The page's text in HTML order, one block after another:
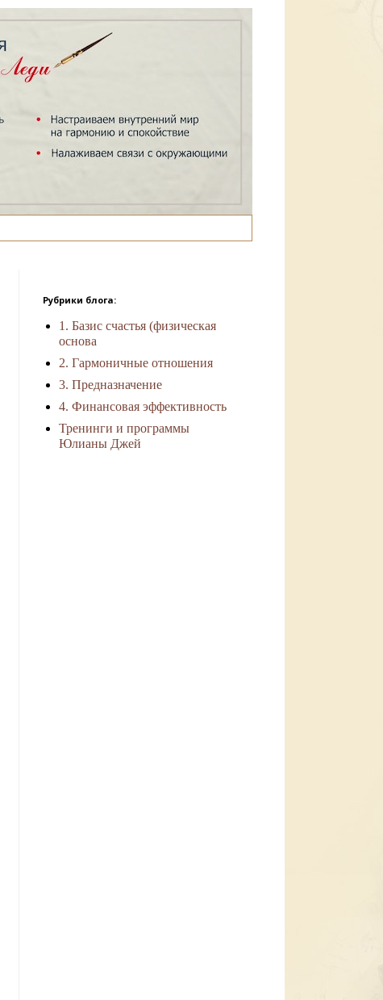
Рубрики блога:
1. Базис счастья (физическая
основа
2. Гармоничные отношения
3. Предназначение
4. Финансовая эффективность
Тренинги и программы
Юлианы Джей